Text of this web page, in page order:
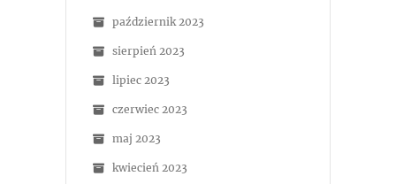
październik 2023
sierpień 2023
lipiec 2023
czerwiec 2023
maj 2023
kwiecień 2023